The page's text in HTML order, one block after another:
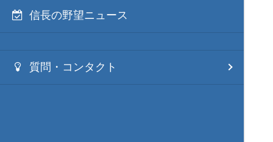
信長の野望ニュース
質問・コンタクト